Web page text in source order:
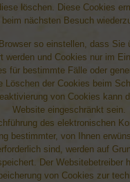
löschen. Diese Cookies
beim nächsten Besuch
so einstellen, dass Sie
werden und Cookies nur im
für bestimmte Fälle oder
Löschen der Cookies beim
von Cookies kann
Website eingeschränkt sein.
des elektronischen
bestimmter, von Ihnen
sind, werden auf
Der Websitebetreiber
von Cookies zur